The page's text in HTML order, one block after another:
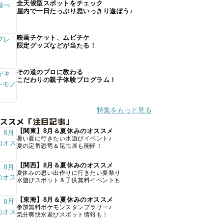
全天候型スポットをチェック
屋内で一日たっぷり思いっきり遊ぼう♪
映画チケット、ムビチケ
限定グッズなどが当たる！
その道のプロに教わる
こだわりの親子体験プログラム！
特集をもっと見る
スメ「注目記事」
【関東】8月＆夏休みのオススメ
暑い夏に行きたい水遊びイベント♪
夏の定番恐竜＆昆虫展も開催！
【関西】8月＆夏休みのオススメ
夏休みの思い出作りに行きたい夏祭り
水遊びスポット＆子供無料イベントも
【東海】8月＆夏休みのオススメ
参加無料ポケモンスタンプラリー♪
気分爽快水遊びスポット情報も！